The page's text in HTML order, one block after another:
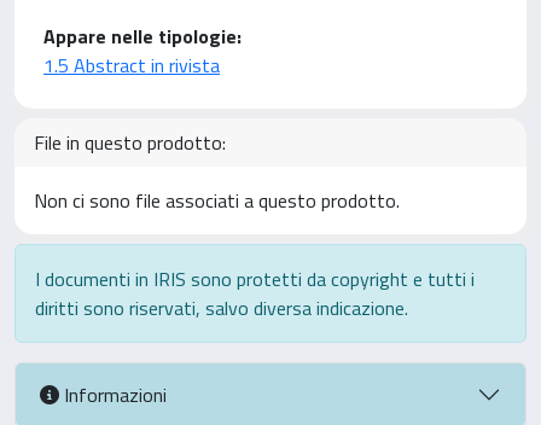
Appare nelle tipologie:
1.5 Abstract in rivista
File in questo prodotto:
Non ci sono file associati a questo prodotto.
I documenti in IRIS sono protetti da copyright e tutti i
diritti sono riservati, salvo diversa indicazione.
Informazioni